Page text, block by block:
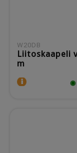
W20DB
Liitoskaapeli
m
◉